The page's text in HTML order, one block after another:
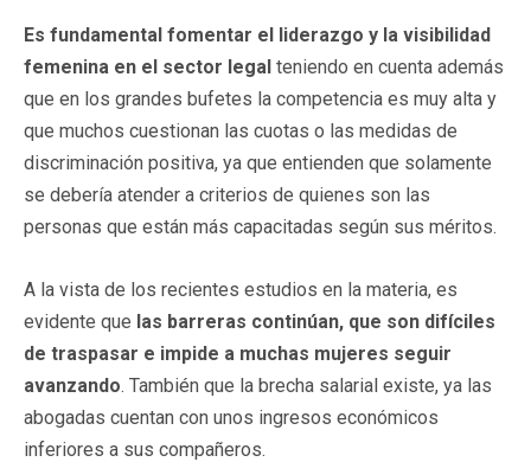
Es fundamental fomentar el liderazgo y la visibilidad
femenina en el sector legal teniendo en cuenta además
que en los grandes bufetes la competencia es muy alta y
que muchos cuestionan las cuotas o las medidas de
discriminación positiva, ya que entienden que solamente
se debería atender a criterios de quienes son las
personas que están más capacitadas según sus méritos.
A la vista de los recientes estudios en la materia, es
evidente que las barreras continúan, que son difíciles
de traspasar e impide a muchas mujeres seguir
avanzando. También que la brecha salarial existe, ya las
abogadas cuentan con unos ingresos económicos
inferiores a sus compañeros.